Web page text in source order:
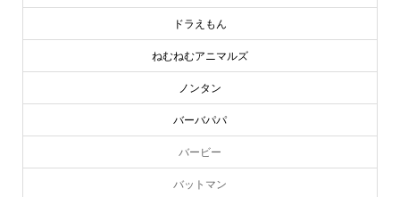
ドラえもん
ねむねむアニマルズ
ノンタン
バーバパパ
バービー
バットマン